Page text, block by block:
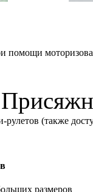
помощи
(также
размеров